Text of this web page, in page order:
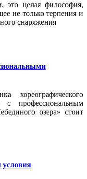
это целая философия,
не только терпения и
снаряжения
хореографического
профессиональным
озера» стоит
условия